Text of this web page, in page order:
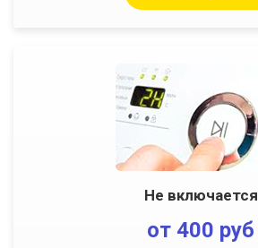
Не включается
от 400 руб